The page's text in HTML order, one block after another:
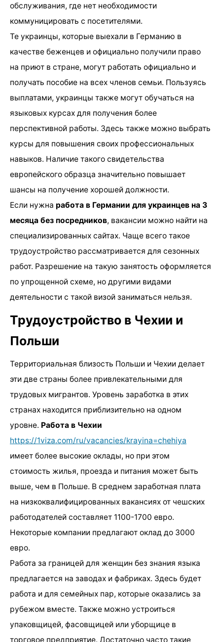
обслуживания, где нет необходимости
коммуницировать с посетителями.
Те украинцы, которые выехали в Германию в
качестве беженцев и официально получили право
на приют в стране, могут работать официально и
получать пособие на всех членов семьи. Пользуясь
выплатами, украинцы также могут обучаться на
языковых курсах для получения более
перспективной работы. Здесь также можно выбрать
курсы для повышения своих профессиональных
навыков. Наличие такого свидетельства
европейского образца значительно повышает
шансы на получение хорошей должности.
Если нужна работа в Германии для украинцев на 3
месяца без посредников, вакансии можно найти на
специализированных сайтах. Чаще всего такое
трудоустройство рассматривается для сезонных
работ. Разрешение на такую занятость оформляется
по упрощенной схеме, но другими видами
деятельности с такой визой заниматься нельзя.
Трудоустройство в Чехии и
Польши
Территориальная близость Польши и Чехии делает
эти две страны более привлекательными для
трудовых мигрантов. Уровень заработка в этих
странах находится приблизительно на одном
уровне. Работа в Чехии
https://1viza.com/ru/vacancies/krayina=chehiya
имеет более высокие оклады, но при этом
стоимость жилья, проезда и питания может быть
выше, чем в Польше. В среднем заработная плата
на низкоквалифицированных вакансиях от чешских
работодателей составляет 1100-1700 евро.
Некоторые компании предлагают оклад до 3000
евро.
Работа за границей для женщин без знания языка
предлагается на заводах и фабриках. Здесь будет
работа и для семейных пар, которые оказались за
рубежом вместе. Также можно устроиться
упаковщицей, фасовщицей или уборщице в
торговое предприятие. Достаточно часто такие